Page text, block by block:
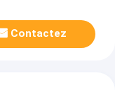
Contactez